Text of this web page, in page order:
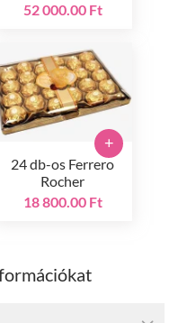
52 000.00 Ft
24 db-os Ferrero
Rocher
18 800.00 Ft
+